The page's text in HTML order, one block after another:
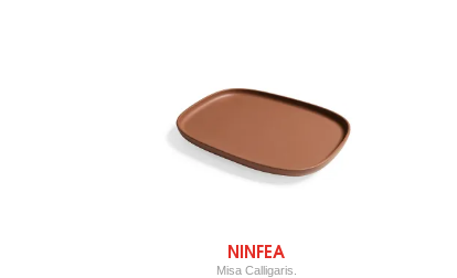
NINFEA
Misa Calligaris.